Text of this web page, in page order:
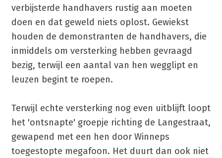
verbijsterde handhavers rustig aan moeten
doen en dat geweld niets oplost. Gewiekst
houden de demonstranten de handhavers, die
inmiddels om versterking hebben gevraagd
bezig, terwijl een aantal van hen wegglipt en
leuzen begint te roepen.
Terwijl echte versterking nog even uitblijft loopt
het 'ontsnapte' groepje richting de Langestraat,
gewapend met een hen door Winneps
toegestopte megafoon. Het duurt dan ook niet